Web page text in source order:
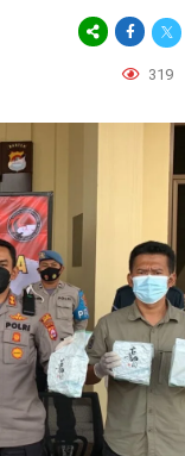
319